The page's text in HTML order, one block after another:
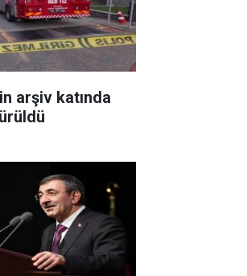
arşiv katında